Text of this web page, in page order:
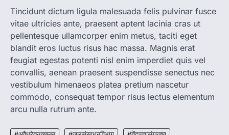
3
छत्तीसगढ़ को बड़ी उपलब्धि
More Khabar August 7, 2026
रायपुर। मुख्यमंत्री विष्णुदेव साय के नेतृत्व में स्वच्छ ऊर्जा,
हरित विकास और किसानों की आय…
CHHATTISGARH
CG : पांच माह की अनुष्का को मिला नया
जीवन, चिरायु योजना से संभव हुई सफल सर्जरी
More Khabar
जशपुर जिले की 5 माह की मासूम…
Tincidunt dictum ligula malesuada felis pulvinar fusce
vitae ultricies ante, praesent aptent lacinia cras ut
pellentesque ullamcorper enim metus, taciti eget
blandit eros luctus risus hac massa. Magnis erat
feugiat egestas potenti nisl enim imperdiet quis vel
convallis, aenean praesent suspendisse senectus nec
vestibulum himenaeos platea pretium nascetur
commodo, consequat tempor risus lectus elementum
arcu nulla rutrum ante.